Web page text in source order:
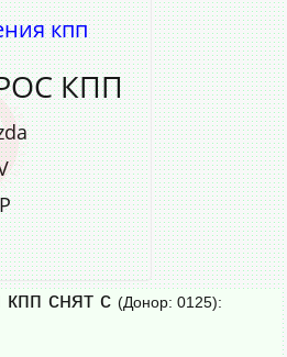
кпп
КПП
снят с (Донор: 0125):